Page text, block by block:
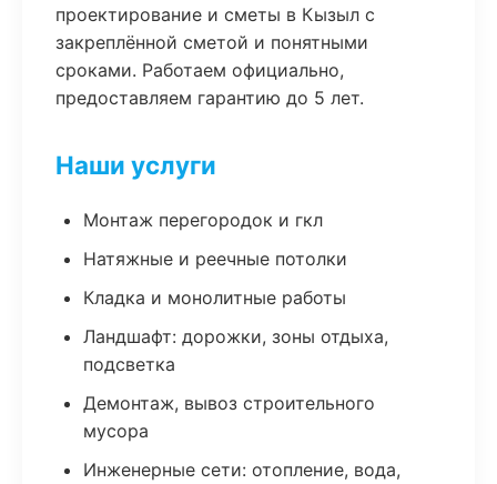
проектирование и сметы в Кызыл с
закреплённой сметой и понятными
сроками. Работаем официально,
предоставляем гарантию до 5 лет.
Наши услуги
Монтаж перегородок и гкл
Натяжные и реечные потолки
Кладка и монолитные работы
Ландшафт: дорожки, зоны отдыха,
подсветка
Демонтаж, вывоз строительного
мусора
Инженерные сети: отопление, вода,